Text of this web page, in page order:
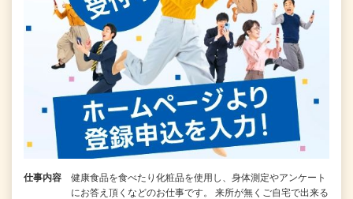
仕事内容
健康食品を食べたり化粧品を使用し、身体測定やアンケート
にお答え頂くなどのお仕事です。 来所が無くご自宅で出来る